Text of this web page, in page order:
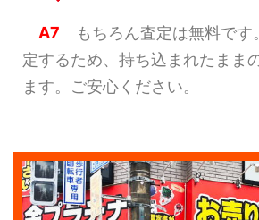
A7 もちろん査定は無料です
定するため、持ち込まれたまま
ます。ご安心ください。